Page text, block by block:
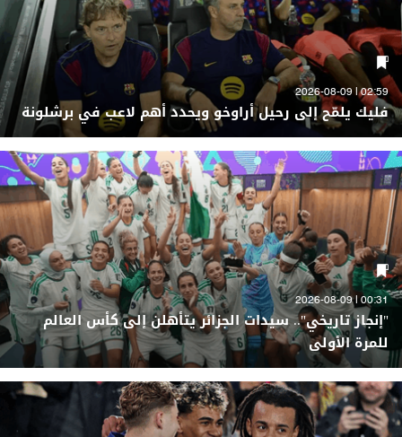
02:59 | 2026-08-09
فليك يلمّح إلى رحيل أراوخو ويحدد أهم لاعب في برشلونة
00:31 | 2026-08-09
"إنجاز تاريخي".. سيدات الجزائر يتأهلن إلى كأس العالم
للمرة الأولى